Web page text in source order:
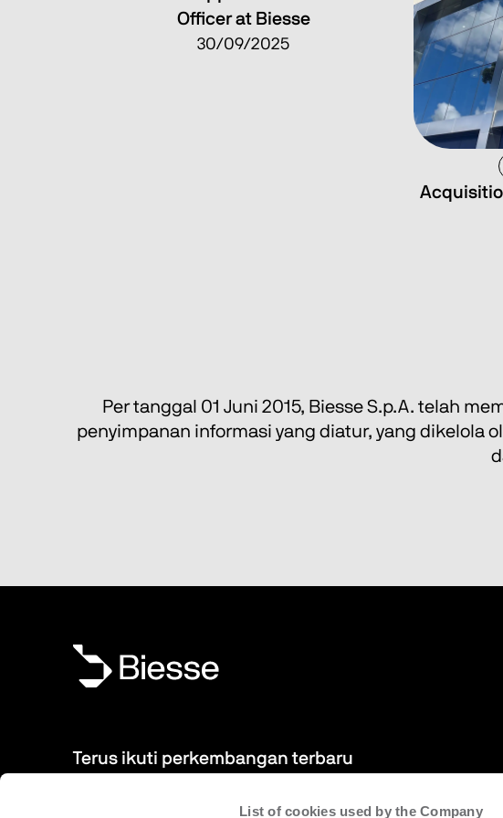
List of cookies used by the Company
Officer at Biesse
30/09/2025
Per tanggal 01 Juni 2015, Biesse S.p.A. telah
penyimpanan informasi yang diatur, yang dikelola
Terus ikuti perkembangan terbaru